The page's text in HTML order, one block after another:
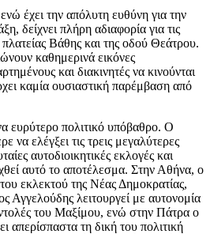
έχει την απόλυτη ευθύνη για την
δείχνει πλήρη αδιαφορία για τις
Βάθης και της οδού Θεάτρου.
καθημερινά εικόνες
και διακινητές να κινούνται
καμία ουσιαστική παρέμβαση από
ευρύτερο πολιτικό υπόβαθρο. Ο
ελέγξει τις τρεις μεγαλύτερες
αυτοδιοικητικές εκλογές και
αυτό το αποτέλεσμα. Στην Αθήνα, ο
εκλεκτού της Νέας Δημοκρατίας,
Αγγελούδης λειτουργεί με αυτονομία
του Μαξίμου, ενώ στην Πάτρα ο
απερίσπαστα τη δική του πολιτική